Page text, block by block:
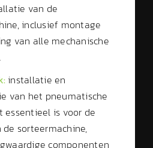
van de
inclusief montage
van alle mechanische
installatie en
van het pneumatische
essentieel is voor de
de sorteermachine,
componenten